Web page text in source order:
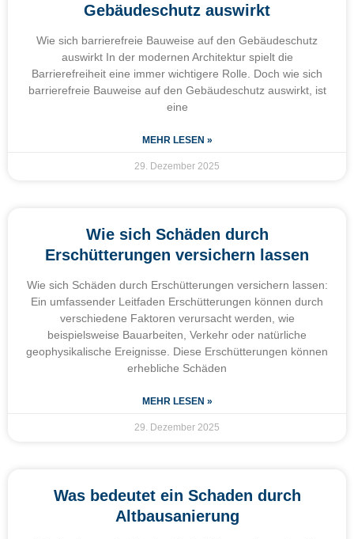
Gebäudeschutz auswirkt
Wie sich barrierefreie Bauweise auf den Gebäudeschutz
auswirkt In der modernen Architektur spielt die
Barrierefreiheit eine immer wichtigere Rolle. Doch wie sich
barrierefreie Bauweise auf den Gebäudeschutz auswirkt, ist
eine
MEHR LESEN »
29. Dezember 2025
Wie sich Schäden durch
Erschütterungen versichern lassen
Wie sich Schäden durch Erschütterungen versichern lassen:
Ein umfassender Leitfaden Erschütterungen können durch
verschiedene Faktoren verursacht werden, wie
beispielsweise Bauarbeiten, Verkehr oder natürliche
geophysikalische Ereignisse. Diese Erschütterungen können
erhebliche Schäden
MEHR LESEN »
29. Dezember 2025
Was bedeutet ein Schaden durch
Altbausanierung